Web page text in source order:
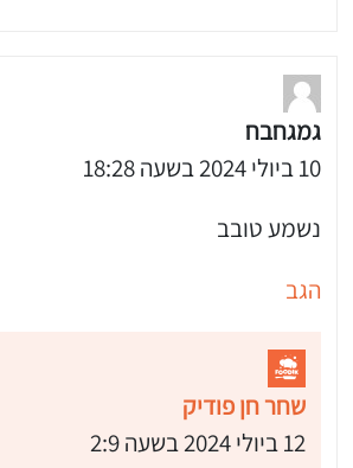
גמגחבח
10 ביולי 2024 בשעה 18:28
נשמע טובב
הגב
שחר חן פודיק
12 ביולי 2024 בשעה 2:9